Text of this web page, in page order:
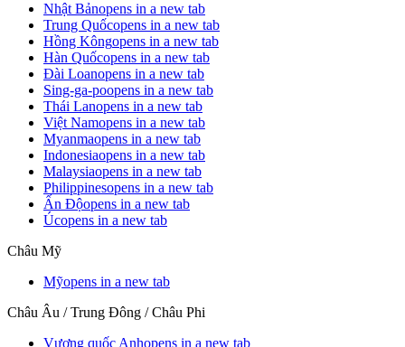
Nhật Bảnopens in a new tab
Trung Quốcopens in a new tab
Hồng Kôngopens in a new tab
Hàn Quốcopens in a new tab
Đài Loanopens in a new tab
Sing-ga-poopens in a new tab
Thái Lanopens in a new tab
Việt Namopens in a new tab
Myanmaopens in a new tab
Indonesiaopens in a new tab
Malaysiaopens in a new tab
Philippinesopens in a new tab
Ấn Độopens in a new tab
Úcopens in a new tab
Châu Mỹ
Mỹopens in a new tab
Châu Âu / Trung Đông / Châu Phi
Vương quốc Anhopens in a new tab